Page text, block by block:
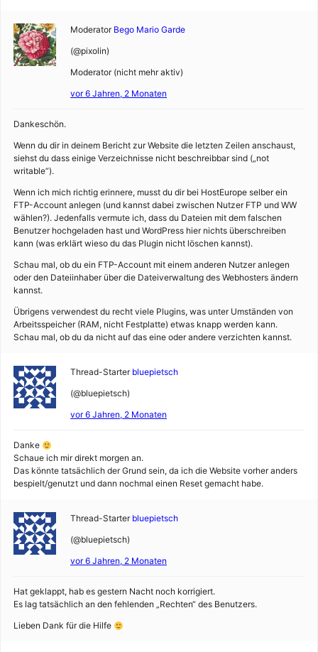
Moderator Bego Mario Garde
(@pixolin)
Moderator (nicht mehr aktiv)
vor 6 Jahren, 2 Monaten
Dankeschön.
Wenn du dir in deinem Bericht zur Website die letzten Zeilen anschaust,
siehst du dass einige Verzeichnisse nicht beschreibbar sind („not
writable“).
Wenn ich mich richtig erinnere, musst du dir bei HostEurope selber ein
FTP-Account anlegen (und kannst dabei zwischen Nutzer FTP und WW
wählen?). Jedenfalls vermute ich, dass du Dateien mit dem falschen
Benutzer hochgeladen hast und WordPress hier nichts überschreiben
kann (was erklärt wieso du das Plugin nicht löschen kannst).
Schau mal, ob du ein FTP-Account mit einem anderen Nutzer anlegen
oder den Dateiinhaber über die Dateiverwaltung des Webhosters ändern
kannst.
Übrigens verwendest du recht viele Plugins, was unter Umständen von
Arbeitsspeicher (RAM, nicht Festplatte) etwas knapp werden kann.
Schau mal, ob du da nicht auf das eine oder andere verzichten kannst.
Thread-Starter bluepietsch
(@bluepietsch)
vor 6 Jahren, 2 Monaten
Danke
Schaue ich mir direkt morgen an.
Das könnte tatsächlich der Grund sein, da ich die Website vorher anders
bespielt/genutzt und dann nochmal einen Reset gemacht habe.
Thread-Starter bluepietsch
(@bluepietsch)
vor 6 Jahren, 2 Monaten
Hat geklappt, hab es gestern Nacht noch korrigiert.
Es lag tatsächlich an den fehlenden „Rechten“ des Benutzers.
Lieben Dank für die Hilfe